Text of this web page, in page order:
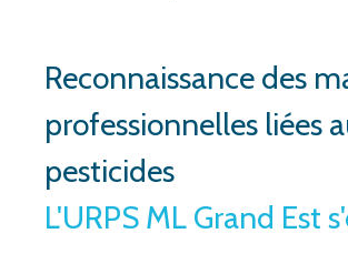
Reconnaissance des
professionnelles liées
pesticides
L'URPS ML Grand Est